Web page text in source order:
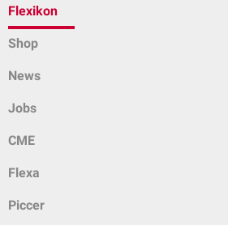
Flexikon
Shop
News
Jobs
CME
Flexa
Piccer